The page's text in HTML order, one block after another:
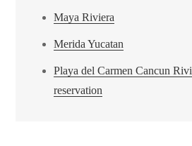
Maya Riviera
Merida Yucatan
Playa del Carmen Cancun
reservation